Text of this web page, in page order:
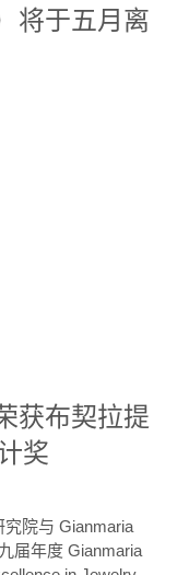
将于五月离
获布契拉提
奖
究院与 Gianmaria
届年度 Gianmaria